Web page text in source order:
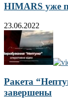
HIMARS уже
23.06.2022
Ракета
завершены